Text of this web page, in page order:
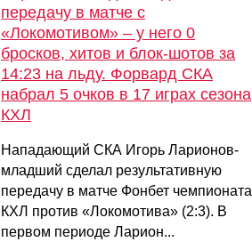
передачу в матче с
«Локомотивом» – у него 0
бросков, хитов и блок-шотов за
14:23 на льду. Форвард СКА
набрал 5 очков в 17 играх сезона
КХЛ
Нападающий СКА Игорь Ларионов-
младший сделал результативную
передачу в матче Фонбет чемпионата
КХЛ против «Локомотива» (2:3). В
первом периоде Ларион...